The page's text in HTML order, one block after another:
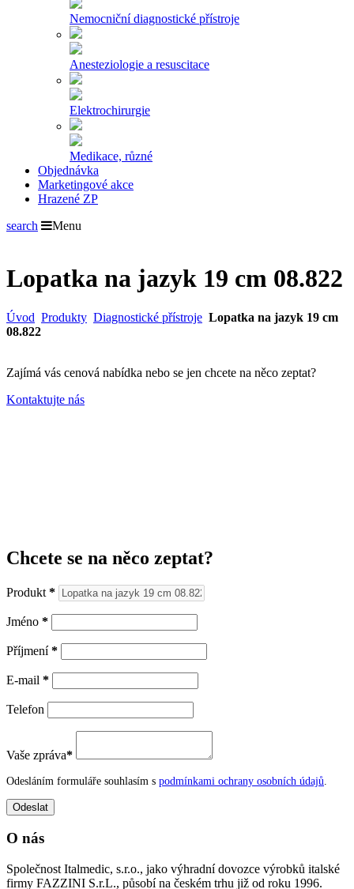
Nemocniční diagnostické přístroje
Anesteziologie a resuscitace
Elektrochirurgie
Medikace, různé
Objednávka
Marketingové akce
Hrazené ZP
search
Menu
Lopatka na jazyk 19 cm 08.822
Úvod Produkty Diagnostické přístroje Lopatka na jazyk 19 cm
08.822
Zajímá vás cenová nabídka nebo se jen chcete na něco zeptat?
Kontaktujte nás
Chcete se na něco zeptat?
Produkt *
Jméno *
Příjmení*
E-mail *
Telefon
Vaše zpráva*
Odesláním formuláře souhlasím s podmínkami ochrany osobních údajů
O nás
Společnost Italmedic, s.r.o., jako výhradní dovozce výrobků italské
firmy FAZZINI S.r.L., působí na českém trhu již od roku 1996.